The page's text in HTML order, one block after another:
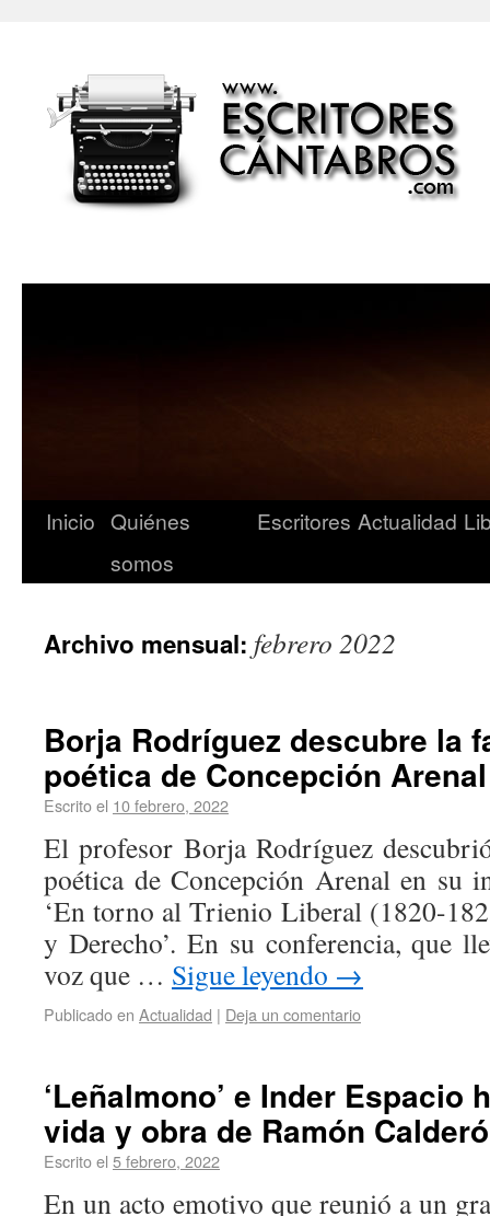
Inicio Quiénes
somos
Escritores Actualidad
Archivo mensual: febrero 2022
Borja Rodríguez descubre la
poética de Concepción Arenal
Escrito el 10 febrero, 2022
El profesor Borja Rodríguez
poética de Concepción Arenal en su
‘En torno al Trienio Liberal (1820-
y Derecho’. En su conferencia, que
voz que … Sigue leyendo →
Publicado en Actualidad | Deja un comentario
‘Leñalmono’ e Inder Espacio
vida y obra de Ramón
Escrito el 5 febrero, 2022
En un acto emotivo que reunió a un